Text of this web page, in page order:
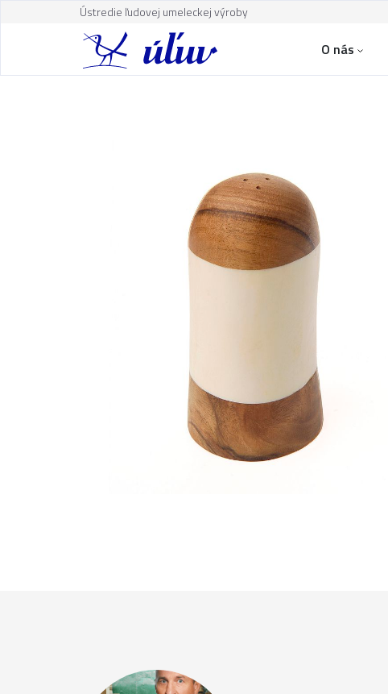
Ústredie ľudovej umeleckej výroby
O nás